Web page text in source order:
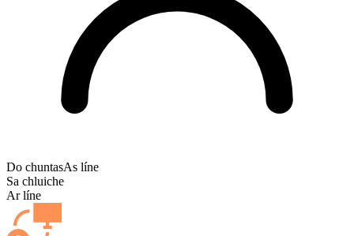
Do chuntasAs líne
Sa chluiche
Ar líne